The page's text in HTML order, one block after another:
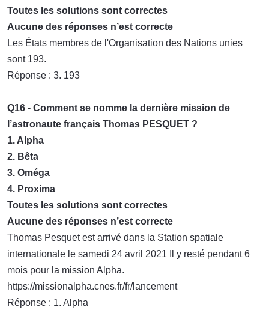
Toutes les solutions sont correctes
Aucune des réponses n’est correcte
Les États membres de l'Organisation des Nations unies
sont 193.
Réponse : 3. 193
Q16 - Comment se nomme la dernière mission de
l’astronaute français Thomas PESQUET ?
1. Alpha
2. Bêta
3. Oméga
4. Proxima
Toutes les solutions sont correctes
Aucune des réponses n’est correcte
Thomas Pesquet est arrivé dans la Station spatiale
internationale le samedi 24 avril 2021 Il y resté pendant 6
mois pour la mission Alpha.
https://missionalpha.cnes.fr/fr/lancement
Réponse : 1. Alpha